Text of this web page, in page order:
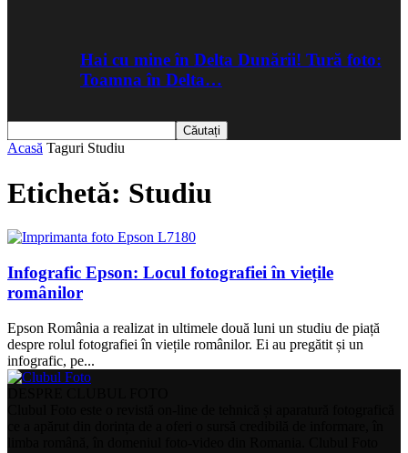
Hai cu mine în Delta Dunării! Tură foto:
Toamna în Delta…
Acasă Taguri Studiu
Etichetă: Studiu
Infografic Epson: Locul fotografiei în viețile
românilor
Epson România a realizat in ultimele două luni un studiu de piață
despre rolul fotografiei în viețile românilor. Ei au pregătit și un
infografic, pe...